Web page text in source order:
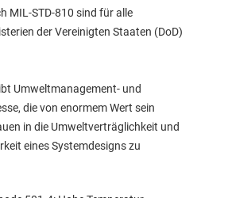
MIL-STD-810 sind für alle
der Vereinigten Staaten (DoD)
Umweltmanagement- und
die von enormem Wert sein
in die Umweltverträglichkeit und
eines Systemdesigns zu